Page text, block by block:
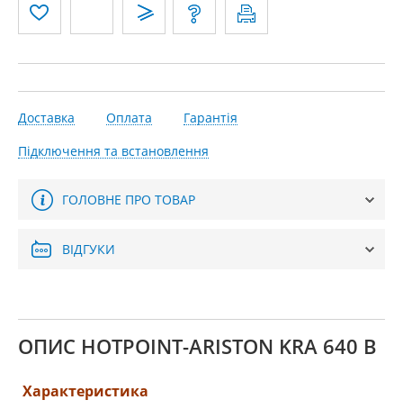
Доставка Оплата
Гарантія
Підключення та встановлення
ГОЛОВНЕ ПРО ТОВАР
ВІДГУКИ
ОПИС HOTPOINT-ARISTON KRA 640 B
Характеристика